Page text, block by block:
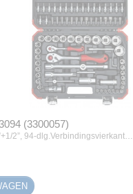
(3300057)
2”, 94-dlg.Verbindingsvierkant…